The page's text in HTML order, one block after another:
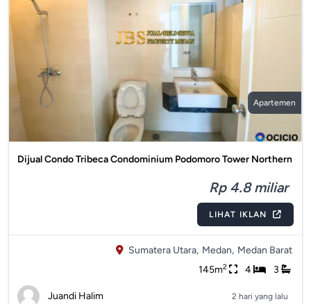
Apartemen
Dijual Condo Tribeca Condominium Podomoro Tower Northern
Rp 4.8 miliar
LIHAT IKLAN
Sumatera Utara, Medan, Medan Barat
145m2 4 3
Juandi Halim 2 hari yang lalu